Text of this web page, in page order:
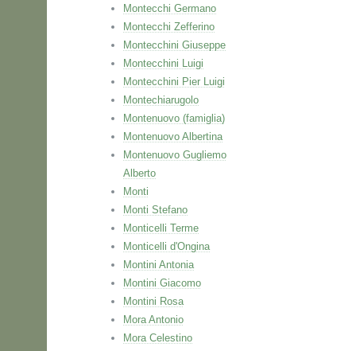
Montecchi Germano
Montecchi Zefferino
Montecchini Giuseppe
Montecchini Luigi
Montecchini Pier Luigi
Montechiarugolo
Montenuovo (famiglia)
Montenuovo Albertina
Montenuovo Gugliemo
Alberto
Monti
Monti Stefano
Monticelli Terme
Monticelli d'Ongina
Montini Antonia
Montini Giacomo
Montini Rosa
Mora Antonio
Mora Celestino